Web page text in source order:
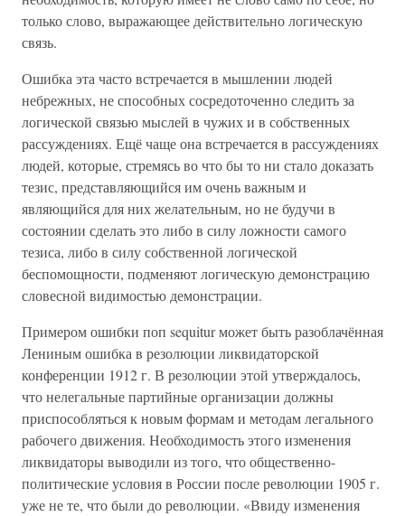
только слово, выражающее действительно логическую
связь.
Ошибка эта часто встречается в мышлении людей
небрежных, не способных сосредоточенно следить за
логической связью мыслей в чужих и в собственных
рассуждениях. Ещё чаще она встречается в рассуждениях
людей, которые, стремясь во что бы то ни стало доказать
тезис, представляющийся им очень важным и
являющийся для них желательным, но не будучи в
состоянии сделать это либо в силу ложности самого
тезиса, либо в силу собственной логической
беспомощности, подменяют логическую демонстрацию
словесной видимостью демонстрации.
Примером ошибки поп sequitur может быть разоблачённая
Лениным ошибка в резолюции ликвидаторской
конференции 1912 г. В резолюции этой утверждалось,
что нелегальные партийные организации должны
приспособляться к новым формам и методам легального
рабочего движения. Необходимость этого изменения
ликвидаторы выводили из того, что общественно-
политические условия в России после революции 1905 г.
уже не те, что были до революции. «Ввиду изменения